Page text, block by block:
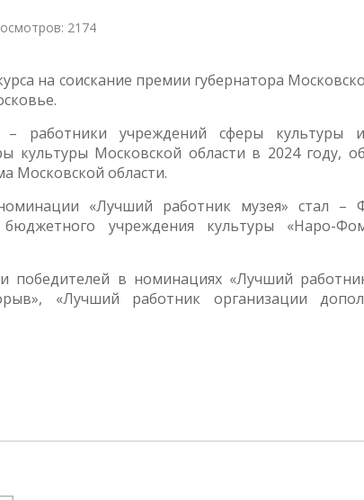
2174
на соискание премии губернатора
работники учреждений сферы культуры и
культуры Московской области в 2024 году,
Московской области.
«Лучший работник музея» стал –
учреждения культуры «Наро-
победителей в номинациях «Лучший
«Лучший работник организации